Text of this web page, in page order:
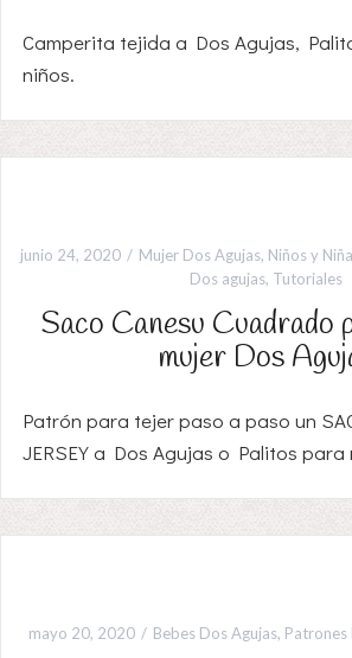
Camperita tejida a Dos Agujas,
niños.
junio 24, 2020 Mujer Dos Agujas, Niños y
Dos agujas, Tutoriales
Saco Canesu Cuadrado
mujer Dos
Patrón para tejer paso a paso un
JERSEY a Dos Agujas o Palitos
mayo 20, 2020 Bebes Dos Agujas, Patrones